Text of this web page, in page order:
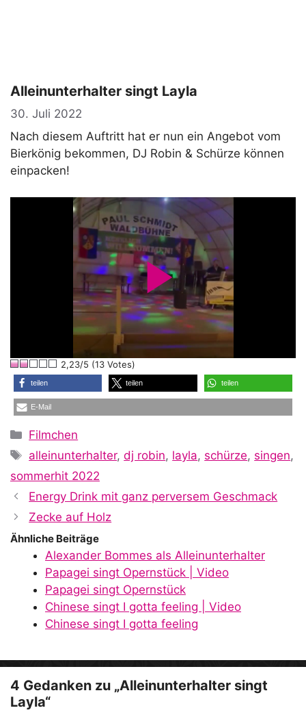
Alleinunterhalter singt Layla
30. Juli 2022
Nach diesem Auftritt hat er nun ein Angebot vom
Bierkönig bekommen, DJ Robin & Schürze können
einpacken!
P
l
a
y
V
i
d
e
o
2,23/5 (13 Votes)
teilen teilen teilen
E-Mail
Kategorien
Filmchen
Schlagwörter
alleinunterhalter,dj robin, layla, schürze, singen,
sommerhit 2022
Energy Drink mit ganz perversem Geschmack
Zecke auf Holz
Ähnliche Beiträge
Alexander Bommes als Alleinunterhalter
Papagei singt Opernstück | Video
Papagei singt Opernstück
Chinese singt I gotta feeling | Video
Chinese singt I gotta feeling
4 Gedanken zu „Alleinunterhalter singt
Layla“